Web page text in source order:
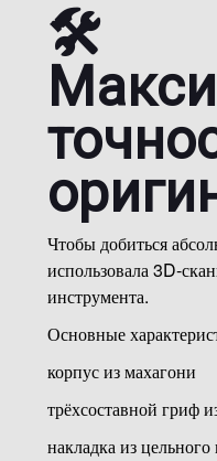
🛠️
Чтобы добиться
использовала 3D-
инструмента.
Основные
корпус из махагони
трёхсоставной гриф
накладка из цельного